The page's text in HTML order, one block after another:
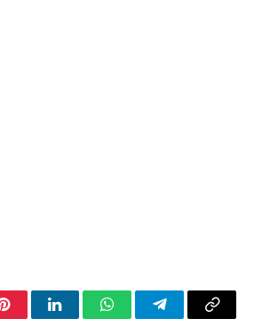
PinterestLinkedInWhatsAppTelegramCopy